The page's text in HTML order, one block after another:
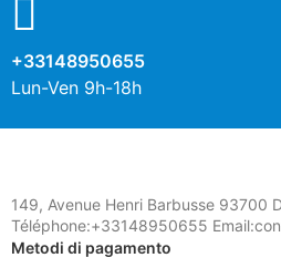
+33148950655
Lun-Ven 9h-18h
149, Avenue Henri Barbusse 93700
Téléphone:+33148950655
Metodi di pagamento